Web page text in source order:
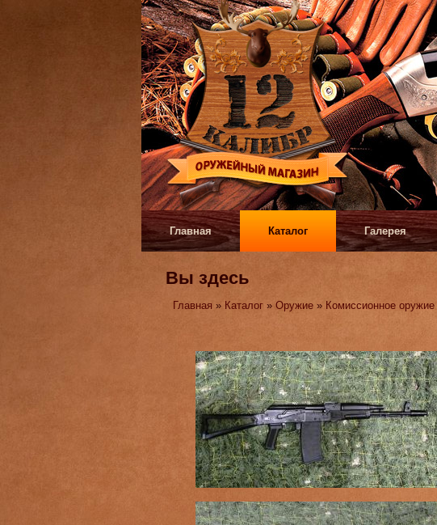
Главная Каталог Галерея
Вы здесь
Главная » Каталог »Оружие » Комиссионное оружие